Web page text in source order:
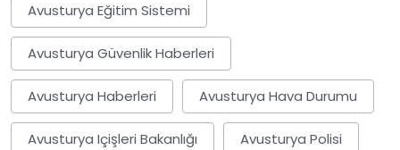
Avusturya Eğitim Sistemi
Avusturya Güvenlik Haberleri
Avusturya Haberleri Avusturya Hava Durumu
Avusturya Içişleri Bakanlığı Avusturya Polisi